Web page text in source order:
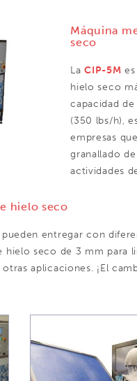
Máquina
seco
LaCIP-5M
hielo seco
capacidad
(350 lbs/h),
empresas
granallado
actividades
hielo seco
entregar con
hielo seco de 3 mm para
aplicaciones. ¡El